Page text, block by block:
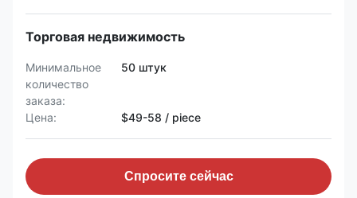
Торговая недвижимость
Минимальное
количество
заказа:
50 штук
Цена: $49-58 / piece
Спросите сейчас